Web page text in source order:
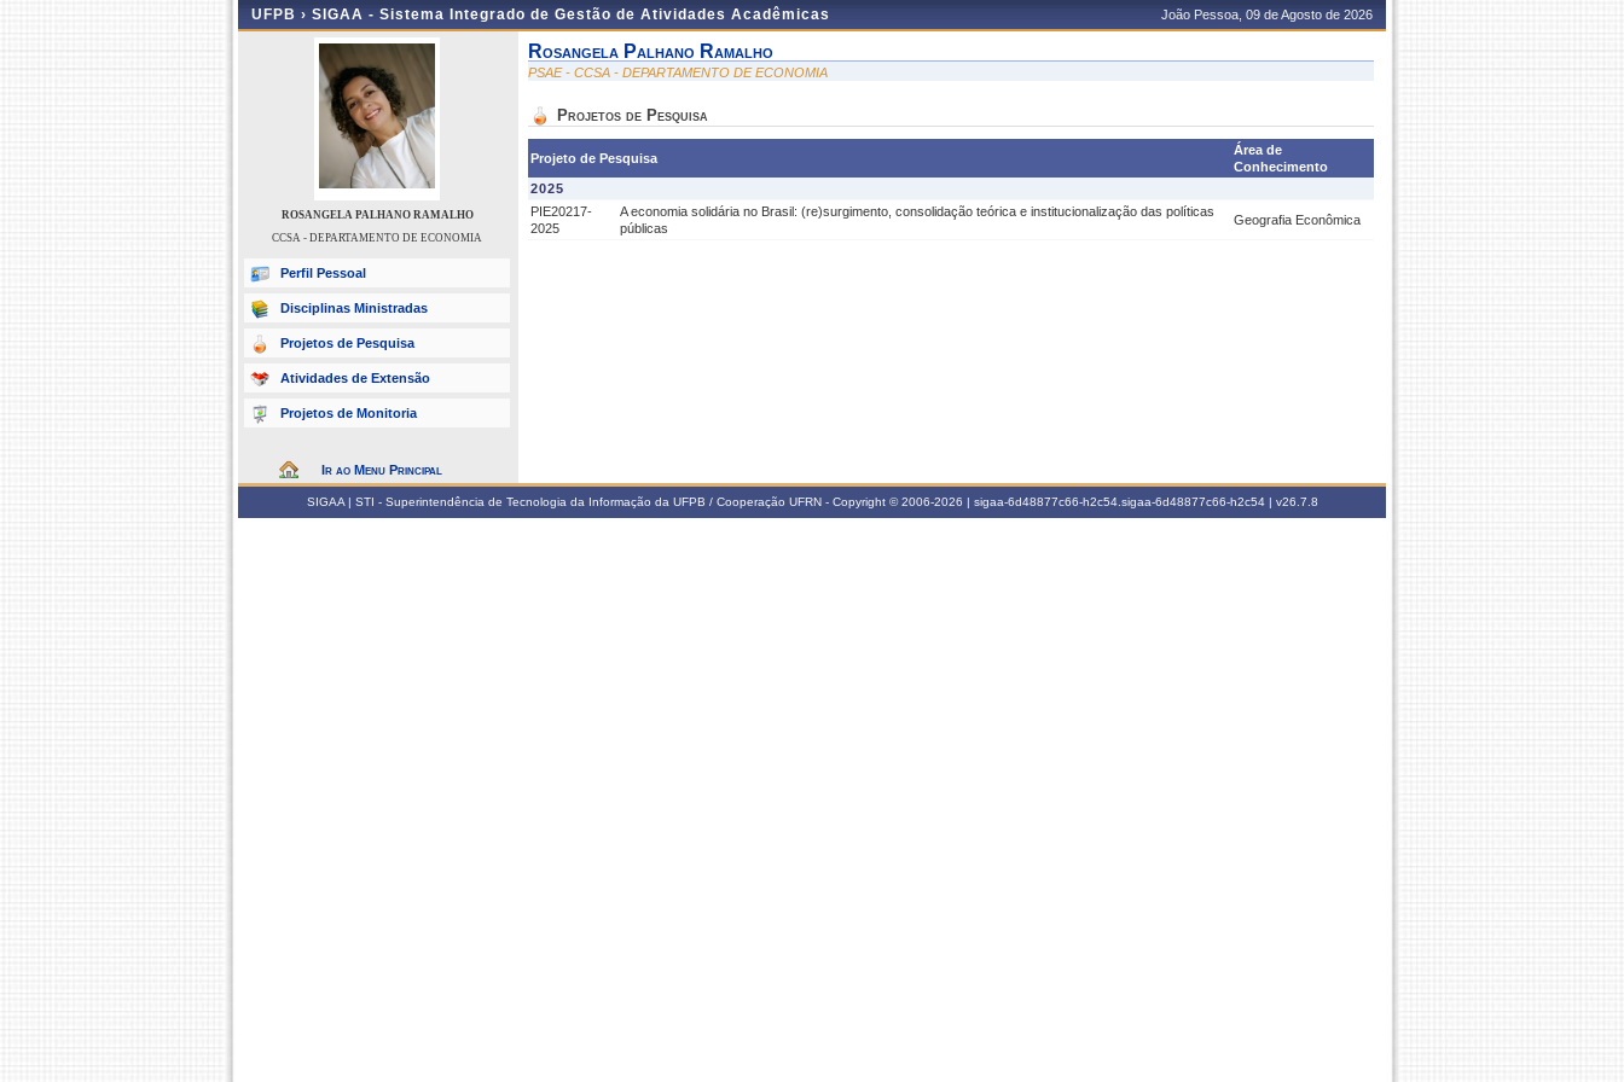
UFPB › SIGAA - Sistema Integrado de Gestão de Atividades Acadêmicas João Pessoa, 09 de Agosto de 2026
ROSANGELA PALHANO RAMALHO
CCSA - DEPARTAMENTO DE ECONOMIA
Perfil Pessoal
Disciplinas Ministradas
Projetos de Pesquisa
Atividades de Extensão
Projetos de Monitoria
Ir ao Menu Principal
Rosangela Palhano Ramalho
PSAE - CCSA - DEPARTAMENTO DE ECONOMIA
Projetos de Pesquisa
Projeto de Pesquisa
Área de
Conhecimento
2025
PIE20217-
2025
A economia solidária no Brasil: (re)surgimento, consolidação teórica e institucionalização das políticas
públicas
Geografia Econômica
SIGAA | STI - Superintendência de Tecnologia da Informação da UFPB / Cooperação UFRN - Copyright © 2006-2026 | sigaa-6d48877c66-h2c54.sigaa-6d48877c66-h2c54 | v26.7.8